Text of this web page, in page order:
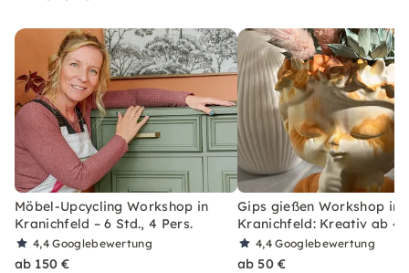
Möbel-Upcycling Workshop in
Kranichfeld – 6 Std., 4 Pers.
4,4Googlebewertung
ab 150 €
Gips gießen Workshop in
Kranichfeld: Kreativ ab 4
4,4Googlebewertung
ab 50 €